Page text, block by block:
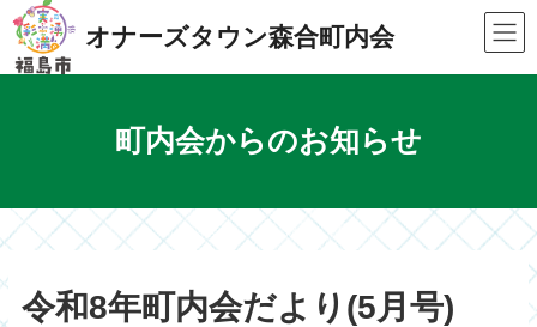
Skip
to
the
content
Skip
to
the
Navigation
オナーズタウン森合町内会
町内会からのお知らせ
令和8年町内会だより(5月号)